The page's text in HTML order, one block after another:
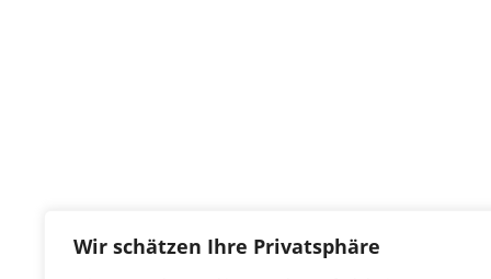
Wir schätzen Ihre Privatsphäre